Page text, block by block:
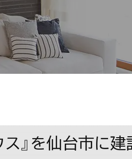
』を仙台市に建